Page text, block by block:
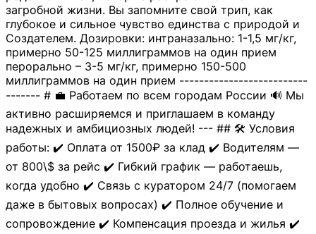
загробной жизни. Вы запомните свой трип, как
глубокое и сильное чувство единства с природой и
Создателем. Дозировки: интраназально: 1-1,5 мг/кг,
примерно 50-125 миллиграммов на один прием
перорально – 3-5 мг/кг, примерно 150-500
миллиграммов на один прием --------------------------
------- # 💼 Работаем по всем городам России 🔊 Мы
активно расширяемся и приглашаем в команду
надежных и амбициозных людей! --- ## 🛠 Условия
работы: ✔️ Оплата от 1500₽ за клад ✔️ Водителям —
от 800\$ за рейс ✔️ Гибкий график — работаешь,
когда удобно ✔️ Связь с куратором 24/7 (помогаем
даже в бытовых вопросах) ✔️ Полное обучение и
сопровождение ✔️ Компенсация проезда и жилья ✔️